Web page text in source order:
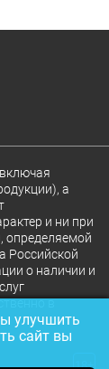
а
и ни при
определяемой
Российской
о наличии и
в
18+
улучшить
сайт вы